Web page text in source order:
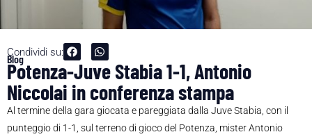
Condividi su:
Blog
Potenza-Juve Stabia 1-1, Antonio
Niccolai in conferenza stampa
Al termine della gara giocata e pareggiata dalla Juve Stabia, con il
punteggio di 1-1, sul terreno di gioco del Potenza, mister Antonio